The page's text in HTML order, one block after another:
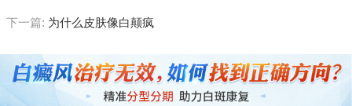
下一篇: 为什么皮肤像白颠疯